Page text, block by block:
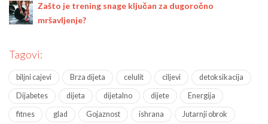
Zašto je trening snage ključan za dugoročno
mršavljenje?
Tagovi:
biljni cajevi Brza dijeta celulit ciljevi detoksikacija
Dijabetes dijeta dijetalno dijete Energija
fitnes glad Gojaznost ishrana Jutarnji obrok